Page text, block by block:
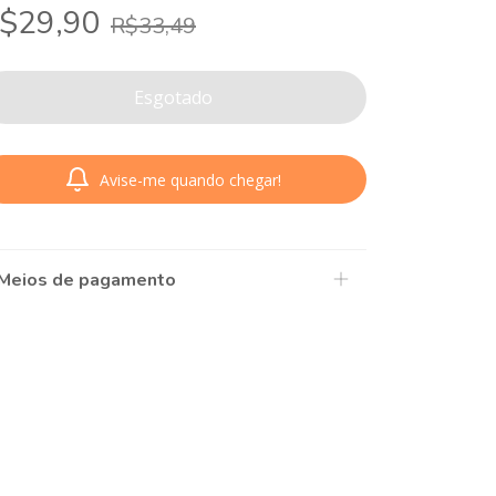
R$33,49
Avise-me quando chegar!
de pagamento